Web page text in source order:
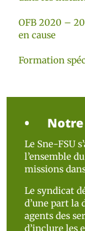
OFB 2020 –
en cause
Formation
Le Sne-FSU
l’ensemble
missions
Le syndicat
d’une part la
agents des
d’inclure les